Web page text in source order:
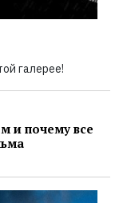
галерее!
и почему все